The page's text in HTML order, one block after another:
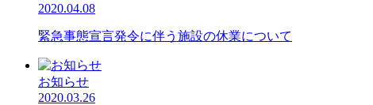
2020.04.08
緊急事態宣言発令に伴う施設の休業について
お知らせ
2020.03.26